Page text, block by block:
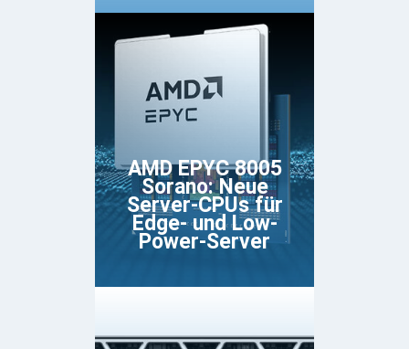
AMD EPYC 8005
Sorano: Neue
Server-CPUs für
Edge- und Low-
Power-Server